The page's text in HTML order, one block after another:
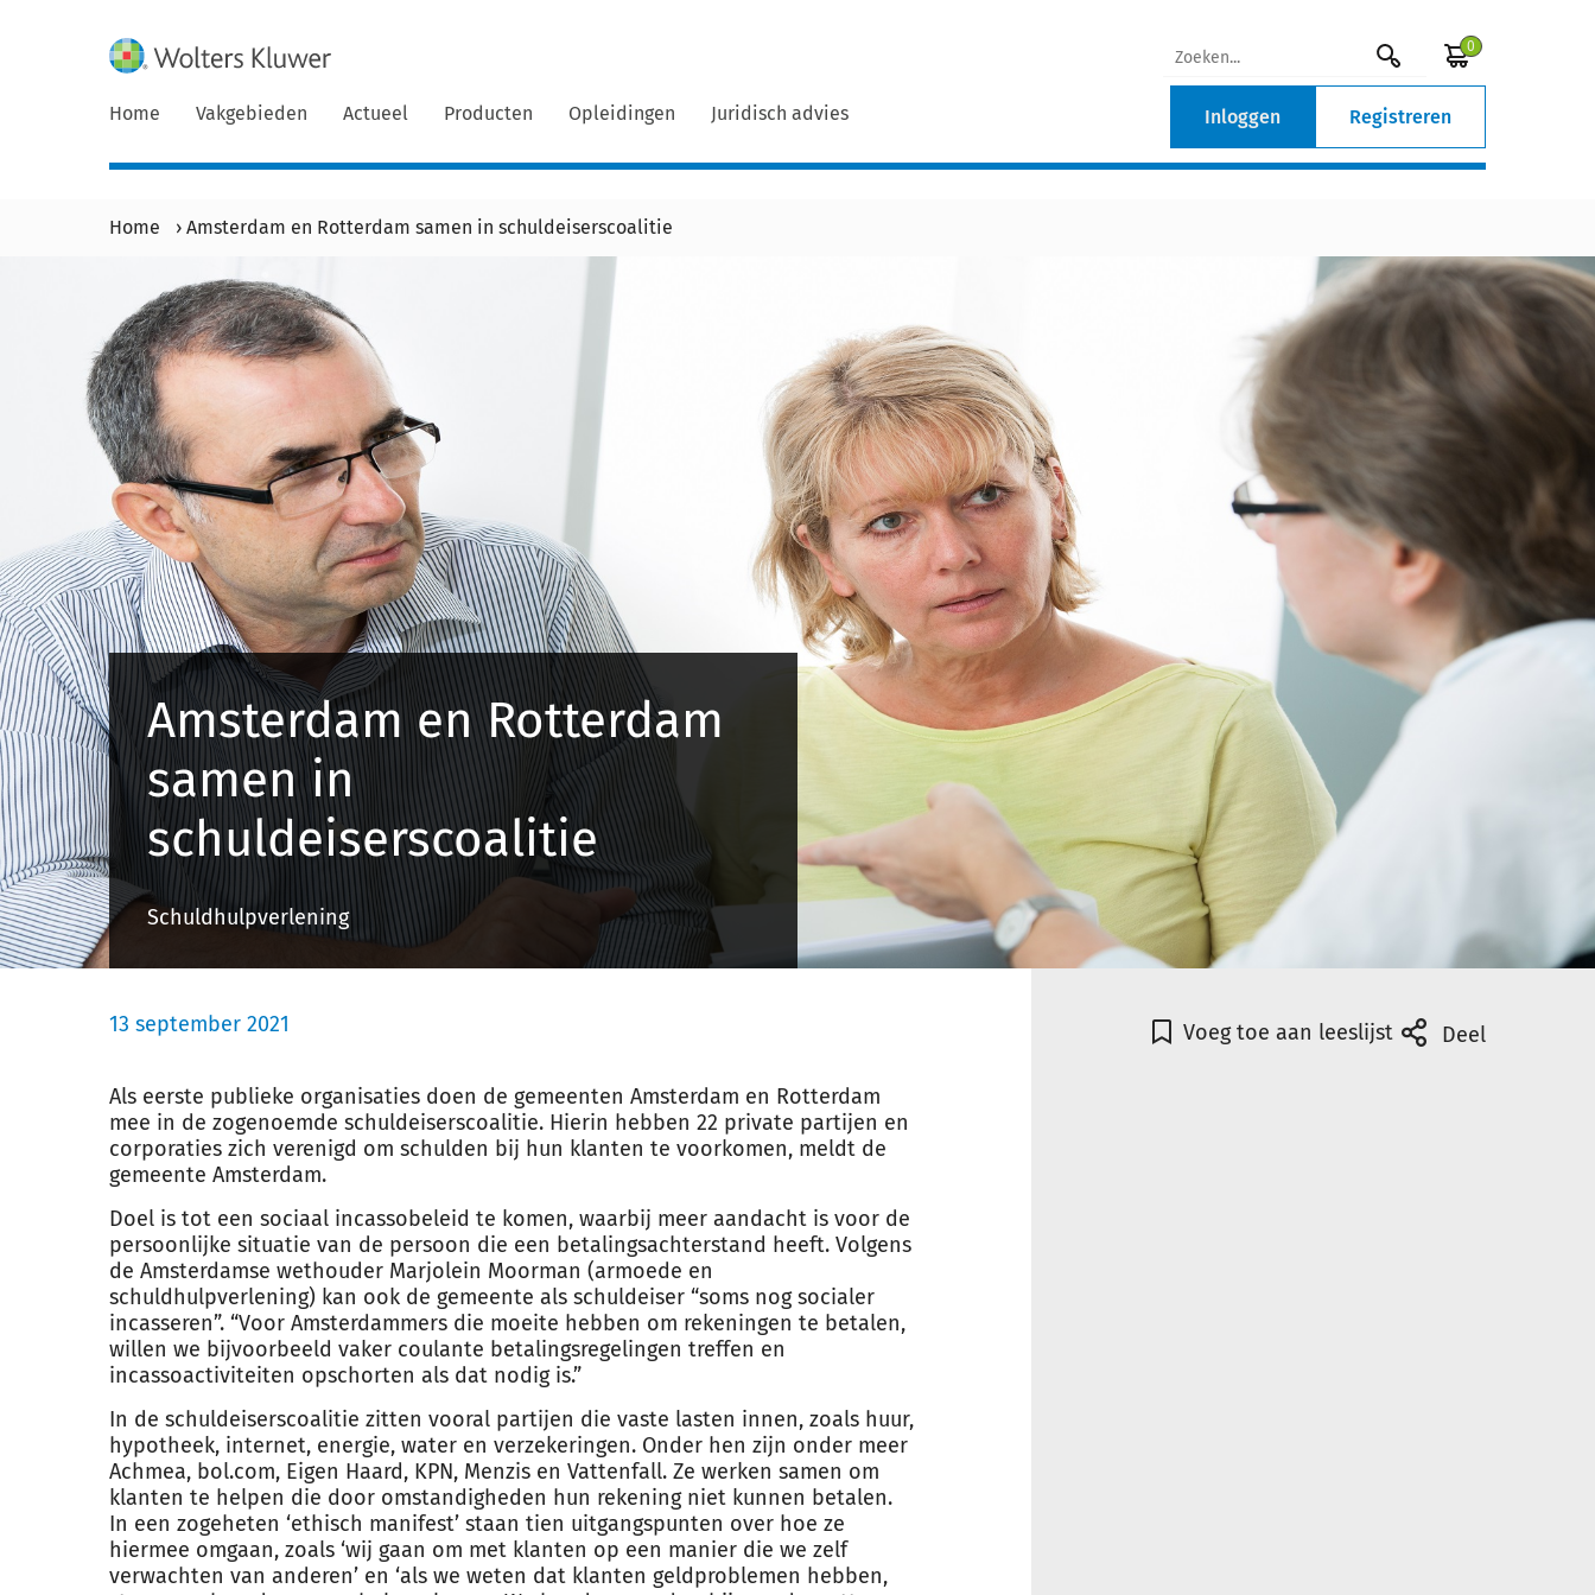
0
Home Vakgebieden Actueel Producten Opleidingen Juridisch advies Inloggen Registreren
Home › Amsterdam en Rotterdam samen in schuldeiserscoalitie
Amsterdam en Rotterdam
samen in
schuldeiserscoalitie
Schuldhulpverlening
13 september 2021
Als eerste publieke organisaties doen de gemeenten Amsterdam en Rotterdam
mee in de zogenoemde schuldeiserscoalitie. Hierin hebben 22 private partijen en
corporaties zich verenigd om schulden bij hun klanten te voorkomen, meldt de
gemeente Amsterdam.
Doel is tot een sociaal incassobeleid te komen, waarbij meer aandacht is voor de
persoonlijke situatie van de persoon die een betalingsachterstand heeft. Volgens
de Amsterdamse wethouder Marjolein Moorman (armoede en
schuldhulpverlening) kan ook de gemeente als schuldeiser “soms nog socialer
incasseren”. “Voor Amsterdammers die moeite hebben om rekeningen te betalen,
willen we bijvoorbeeld vaker coulante betalingsregelingen treffen en
incassoactiviteiten opschorten als dat nodig is.”
In de schuldeiserscoalitie zitten vooral partijen die vaste lasten innen, zoals huur,
hypotheek, internet, energie, water en verzekeringen. Onder hen zijn onder meer
Achmea, bol.com, Eigen Haard, KPN, Menzis en Vattenfall. Ze werken samen om
klanten te helpen die door omstandigheden hun rekening niet kunnen betalen.
In een zogeheten ‘ethisch manifest’ staan tien uitgangspunten over hoe ze
hiermee omgaan, zoals ‘wij gaan om met klanten op een manier die we zelf
verwachten van anderen’ en ‘als we weten dat klanten geldproblemen hebben,
Voeg toe aan leeslijst Deel